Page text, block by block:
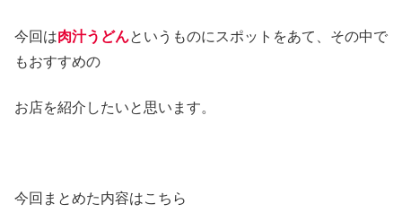
今回は肉汁うどんというものにスポットをあて、その中で
もおすすめの
お店を紹介したいと思います。
今回まとめた内容はこちら